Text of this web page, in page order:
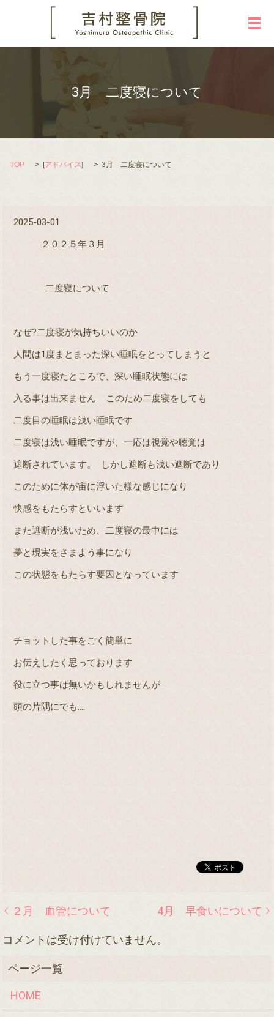
メ
3月 二度寝について
TOP [アドバイス] 3月 二度寝について
2025-03-01
２０２５年３月
二度寝について
なぜ?二度寝が気持ちいいのか
人間は1 度まとまった深い睡眠をとってしまうと
もう一度寝たところで、深い睡眠状態には
入る事は出来ません
このため二度寝をしても
二度目の睡眠は浅い睡眠です
二度寝は浅い睡眠ですが、一応は視覚や聴覚は
遮断されています。
しかし遮断も浅い遮断であり
このために体が宙に浮いた様な感じになり
快感をもたらすといいます
また遮断が浅いため、二度寝の最中には
夢と現実をさまよう事になり
この状態をもたらす要因となっています
チョットした事をごく簡単に
お伝えしたく思っております
役に立つ事は無いかもしれませんが
頭の片隅にでも‥‥
２月 血管について 4月 早食いについて
コメントは受け付けていません。
HOME